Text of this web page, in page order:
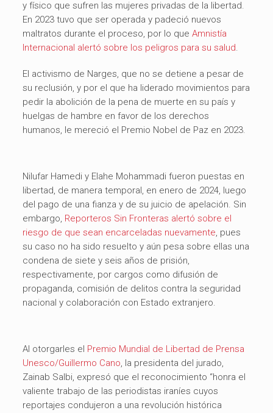
y físico que sufren las mujeres privadas de la libertad.
En 2023 tuvo que ser operada y padeció nuevos
maltratos durante el proceso, por lo queAmnistía
Internacional alertó sobre los peligros para su salud.
El activismo de Narges, que no se detiene a pesar de
su reclusión, y por el que ha liderado movimientos para
pedir la abolición de la pena de muerte en su país y
huelgas de hambre en favor de los derechos
humanos, le mereció el Premio Nobel de Paz en 2023.
Nilufar Hamedi y Elahe Mohammadi fueron puestas en
libertad, de manera temporal, en enero de 2024, luego
del pago de una fianza y de su juicio de apelación. Sin
embargo, Reporteros Sin Fronteras alertó sobre el
riesgo de que sean encarceladas nuevamente, pues
su caso no ha sido resuelto y aún pesa sobre ellas una
condena de siete y seis años de prisión,
respectivamente, por cargos como difusión de
propaganda, comisión de delitos contra la seguridad
nacional y colaboración con Estado extranjero.
Al otorgarles el Premio Mundial de Libertad de Prensa
Unesco/Guillermo Cano, la presidenta del jurado,
Zainab Salbi, expresó que el reconocimiento “honra el
valiente trabajo de las periodistas iraníes cuyos
reportajes condujeron a una revolución histórica